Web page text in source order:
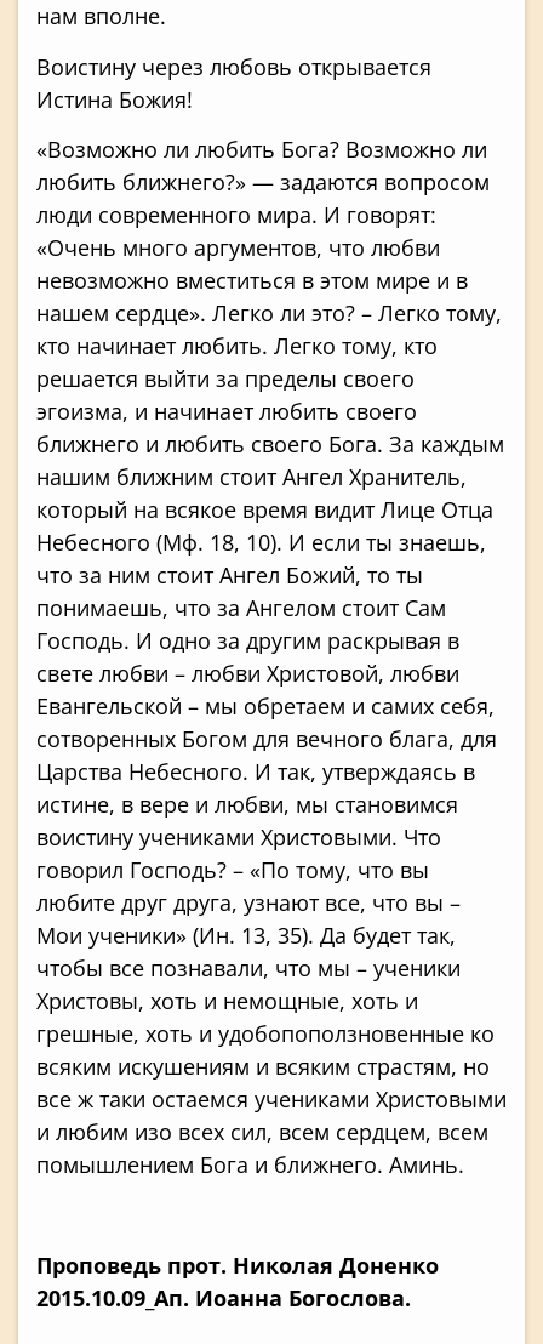
нам вполне.
Воистину через любовь открывается
Истина Божия!
«Возможно ли любить Бога? Возможно ли
любить ближнего?» — задаются вопросом
люди современного мира. И говорят:
«Очень много аргументов, что любви
невозможно вместиться в этом мире и в
нашем сердце». Легко ли это? – Легко тому,
кто начинает любить. Легко тому, кто
решается выйти за пределы своего
эгоизма, и начинает любить своего
ближнего и любить своего Бога. За каждым
нашим ближним стоит Ангел Хранитель,
который на всякое время видит Лице Отца
Небесного (Мф. 18, 10). И если ты знаешь,
что за ним стоит Ангел Божий, то ты
понимаешь, что за Ангелом стоит Сам
Господь. И одно за другим раскрывая в
свете любви – любви Христовой, любви
Евангельской – мы обретаем и самих себя,
сотворенных Богом для вечного блага, для
Царства Небесного. И так, утверждаясь в
истине, в вере и любви, мы становимся
воистину учениками Христовыми. Что
говорил Господь? – «По тому, что вы
любите друг друга, узнают все, что вы –
Мои ученики» (Ин. 13, 35). Да будет так,
чтобы все познавали, что мы – ученики
Христовы, хоть и немощные, хоть и
грешные, хоть и удобопоползновенные ко
всяким искушениям и всяким страстям, но
все ж таки остаемся учениками Христовыми
и любим изо всех сил, всем сердцем, всем
помышлением Бога и ближнего. Аминь.
Проповедь прот. Николая Доненко
2015.10.09_Ап. Иоанна Богослова.